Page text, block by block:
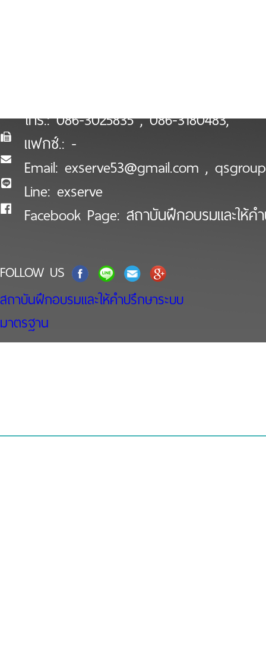
โทร.:086-3025835 , 086-3180483,
แฟกซ์.: -
Email: exserve53@gmail.com ,
Line: exserve
Facebook Page: สถาบันฝึกอบรมและให้ค
FOLLOW US
สถาบันฝึกอบรมและให้คำปรึกษาระบบ
มาตรฐาน